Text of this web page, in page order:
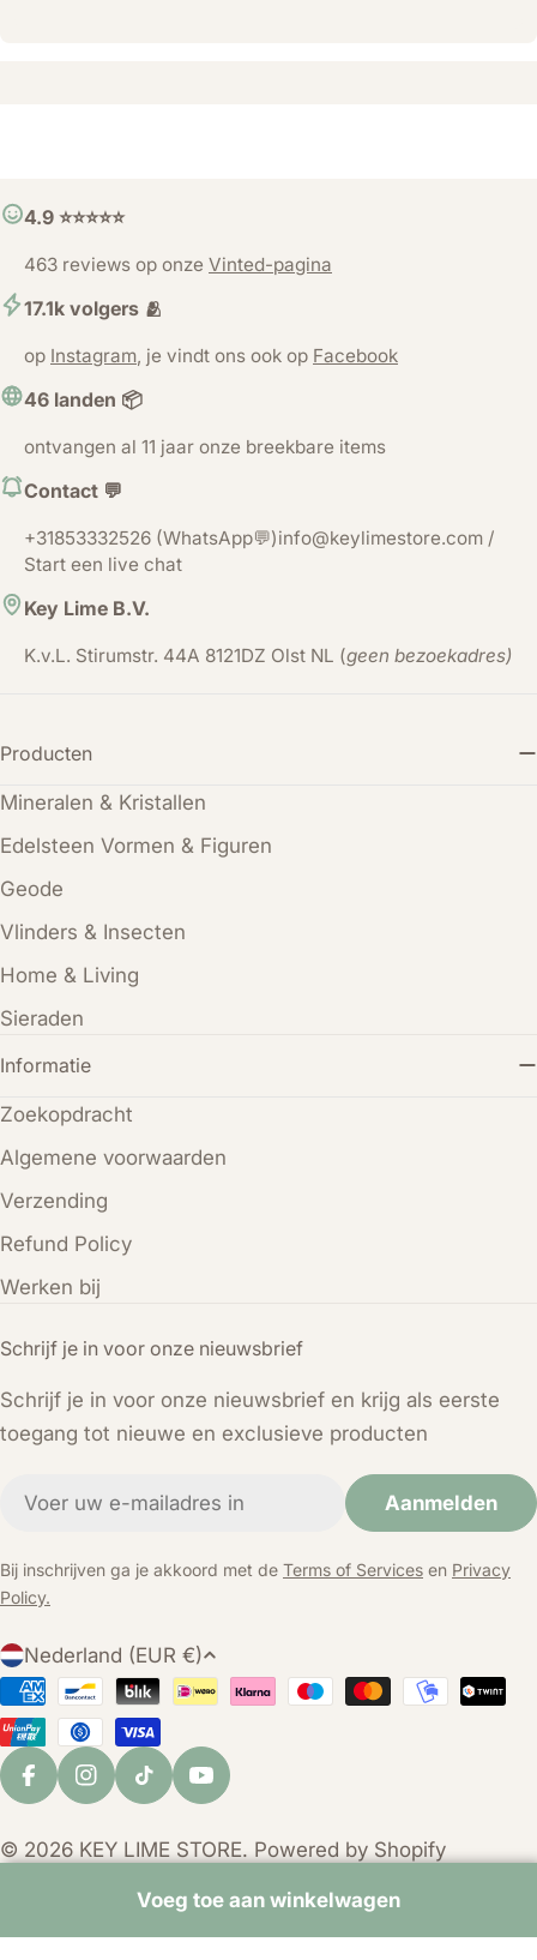
4.9 ⭐️⭐️⭐️⭐️⭐️
463 reviews op onze Vinted-pagina
17.1k volgers 🫂
op Instagram, je vindt ons ook op Facebook
46 landen 📦
ontvangen al 11 jaar onze breekbare items
Contact 💬
+31853332526 (WhatsApp💬)info@keylimestore.com /
Start een live chat
Key Lime B.V.
K.v.L. Stirumstr. 44A 8121DZ Olst NL (geen bezoekadres)
Schrijf je in voor onze nieuwsbrief
Schrijf je in voor onze nieuwsbrief en krijg als eerste
toegang tot nieuwe en exclusieve producten
Aanmelden
Bij inschrijven ga je akkoord met de Terms of Services en Privacy
Policy.
Producten
Mineralen & Kristallen
Edelsteen Vormen & Figuren
Geode
Vlinders & Insecten
Home & Living
Sieraden
Informatie
Zoekopdracht
Algemene voorwaarden
Verzending
Refund Policy
Werken bij
L
a
n
d
/
e
g
o
Nederland (EUR €)
Betaalmethoden
FacebookInstagram
TikTokYouTube
© 2026 KEY LIME STORE. Powered by Shopify
Voeg toe aan winkelwagen